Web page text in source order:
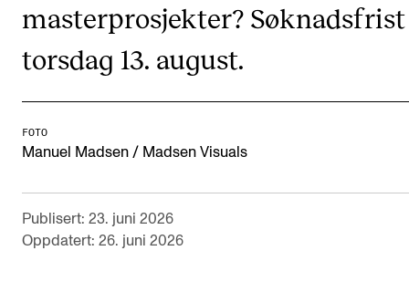
Semesterregistrering
Si ifra!
Utveksling og reiser
Velferd og helse
masterprosjekter? Søknadsfrist
torsdag 13. august.
FOTO
Manuel Madsen / Madsen Visuals
Publisert: 23. juni 2026
Oppdatert: 26. juni 2026